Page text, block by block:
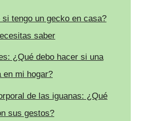
si tengo un gecko en casa?
saber
¿Qué debo hacer si una
en mi hogar?
de las iguanas: ¿Qué
sus gestos?